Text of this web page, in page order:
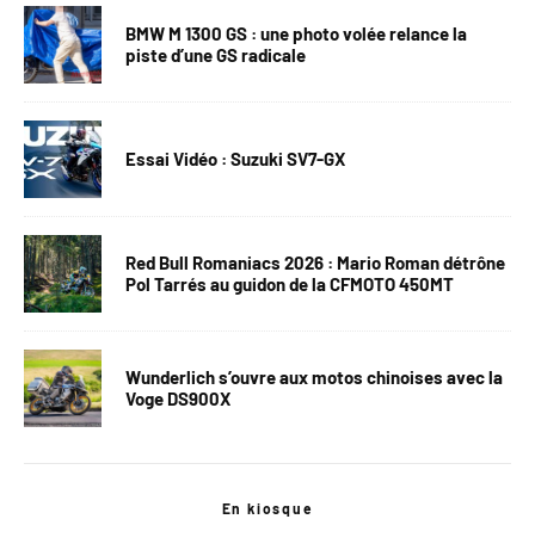
BMW M 1300 GS : une photo volée relance la
piste d’une GS radicale
Essai Vidéo : Suzuki SV7-GX
Red Bull Romaniacs 2026 : Mario Roman détrône
Pol Tarrés au guidon de la CFMOTO 450MT
Wunderlich s’ouvre aux motos chinoises avec la
Voge DS900X
En kiosque